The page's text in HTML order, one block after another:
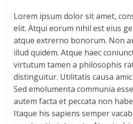
บันเทิง
ท่อง
เที่ยว
การ
เดิน
ทาง
Lorem ipsum dolor sit amet,
elit. Atqui eorum nihil est eius
atque extrerno bonorum. Non
illud quidem. Atque haec
virtutum tamen a philosophis
distinguitur. Utilitatis causa
Sed emolumenta communia
autem facta et peccata non
Itaque his sapiens semper